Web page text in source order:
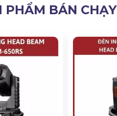
PHẨM BÁN CHẠY